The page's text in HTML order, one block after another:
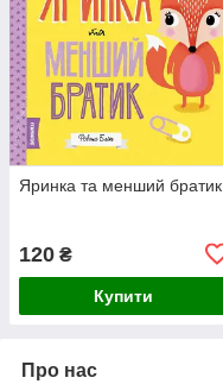
Яринка та менший братик
120 ₴
Купити
Про нас